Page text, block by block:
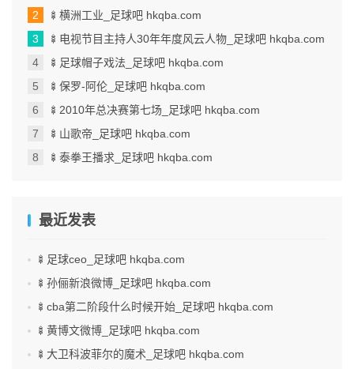
🍢横洲工业_足球吧 hkqba.com
🍢电视节目主持人30年年度风云人物_足球吧 hkqba.com
🍢足球帽子戏法_足球吧 hkqba.com
🍢保罗-阿伦_足球吧 hkqba.com
🍢2010年总决赛第七场_足球吧 hkqba.com
🍢山歌帝_足球吧 hkqba.com
🍢泰拳王播求_足球吧 hkqba.com
最近发表
🍢足球ceo_足球吧 hkqba.com
🍢孙俪新浪微博_足球吧 hkqba.com
🍢cba第二阶段什么时候开始_足球吧 hkqba.com
🍢黄博文微博_足球吧 hkqba.com
🍢大卫科波菲尔的魔术_足球吧 hkqba.com